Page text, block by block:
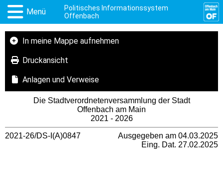
Menü
Politisches Informationssystem
Offenbach
In meine Mappe aufnehmen
Druckansicht
Anlagen und Verweise
Die Stadtverordnetenversammlung der Stadt
Offenbach am Main
2021 - 2026
2021-26/DS-I(A)0847
Ausgegeben am 04.03.2025
Eing. Dat. 27.02.2025